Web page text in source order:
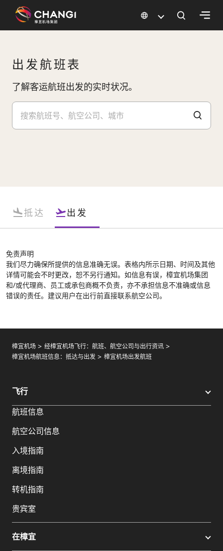
所
樟
站:
出发航班表
了解客运航班出发的实时状况。
抵达 出发
免责声明
我们尽力确保所提供的信息准确无误。表格内所示日期、时间及其他
详情可能会不时更改，恕不另行通知。如信息有误，樟宜机场集团
和/或代理商、员工或承包商概不负责，亦不承担信息不准确或信息
错误的责任。建议用户在出行前直接联系航空公司。
樟宜机场
经樟宜机场飞行：航班、航空公司与出行资讯
樟宜机场航班信息：抵达与出发
樟宜机场出发航班
飞行
航班信息
航空公司信息
入境指南
离境指南
转机指南
贵宾室
在樟宜